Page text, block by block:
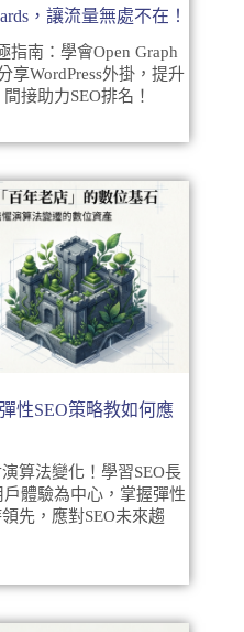
，讓流量無處不在！
指南：學會Open Graph
享WordPress外掛，提升
接助力SEO排名！
性SEO策略教如何應
算法變化！學習SEO長
體驗為中心，掌握彈性
先，應對SEO未來趨